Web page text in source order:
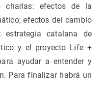
charlas: efectos de la
efectos del cambio
catalana de
y el proyecto Life +
ayudar a entender y
Para finalizar habrá un